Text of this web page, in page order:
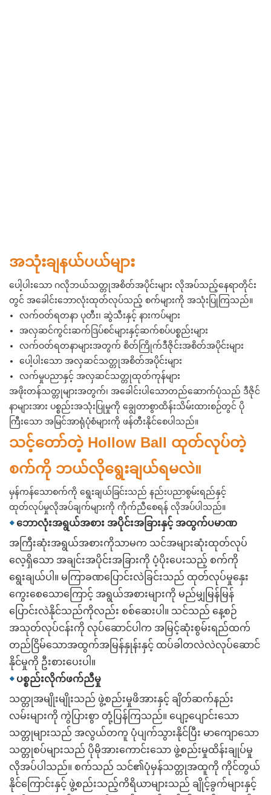
အသုံးချနယ်ပယ်များ
ပေါ့ပါးသော ဂလိုဘယ်သတ္တုအစိတ်အပိုင်းများ လိုအပ်သည့်နေရာတိုင်း
တွင် အခေါင်းဘောလုံးထုတ်လုပ်သည့် စက်များကို အသုံးပြုကြသည်။
လက်ဝတ်ရတနာ ပုတီး၊ ဆွဲသီးနှင့် နားကပ်များ
အလှဆင်ကွင်းဆက်ဒြပ်စင်များနှင့်ဆက်စပ်ပစ္စည်းများ
လက်ဝတ်ရတနာများအတွက် စိတ်ကြိုက်ဒီဇိုင်းအစိတ်အပိုင်းများ
ပေါ့ပါးသော အလှဆင်သတ္တုအစိတ်အပိုင်းများ
လက်မှုပညာနှင့် အလှဆင်သတ္တုထုတ်ကုန်များ
အဖိုးတန်သတ္တုများအတွက်၊ အခေါင်းပါသောတည်ဆောက်ပုံသည် ဒီဇိုင်
နာများအား ပစ္စည်းအသုံးပြုမှုကို ချွေတာစွာထိန်းသိမ်းထားစဉ်တွင် ပို
ကြီးသော အမြင်အာရုံပုံစံများကို ဖန်တီးနိုင်စေပါသည်။
သင့်တော်တဲ့ Hollow Ball ထုတ်လုပ်တဲ့
စက်ကို ဘယ်လိုရွေးချယ်ရမလဲ။
မှန်ကန်သောစက်ကို ရွေးချယ်ခြင်းသည် နည်းပညာစွမ်းရည်နှင့်
ထုတ်လုပ်မှုလိုအပ်ချက်များကို ကိုက်ညီစေရန် လိုအပ်ပါသည်။
◆ဘောလုံးအရွယ်အစား အပိုင်းအခြားနှင့် အထွက်ပမာဏ
အကြီးဆုံးအရွယ်အစားကိုသာမက သင်အများဆုံးထုတ်လုပ်
လေ့ရှိသော အချင်းအပိုင်းအခြားကို ပံ့ပိုးပေးသည့် စက်ကို
ရွေးချယ်ပါ။ မကြာခဏပြောင်းလဲခြင်းသည် ထုတ်လုပ်မှုနှေး
ကွေးစေသောကြောင့် အရွယ်အစားများကို မည်မျှမြန်မြန်
ပြောင်းလဲနိုင်သည်ကိုလည်း စစ်ဆေးပါ။ သင်သည် နေ့စဉ်
အသုတ်လုပ်ငန်းကို လုပ်ဆောင်ပါက အမြင့်ဆုံးစွမ်းရည်ထက်
တည်ငြိမ်သောအထွက်အမြန်နှုန်းနှင့် ထပ်ခါတလဲလဲလုပ်ဆောင်
နိုင်မှုကို ဦးစားပေးပါ။
◆ပစ္စည်းလိုက်ဖက်ညီမှု
သတ္တုအမျိုးမျိုးသည် ဖွဲ့စည်းမှုဖိအားနှင့် ချိတ်ဆက်နည်း
လမ်းများကို ကွဲပြားစွာ တုံ့ပြန်ကြသည်။ ပျော့ပျောင်းသော
သတ္တုများသည် အလွယ်တကူ ပုံပျက်သွားနိုင်ပြီး မာကျောသော
သတ္တုစပ်များသည် ပိုမိုအားကောင်းသော ဖွဲ့စည်းမှုထိန်းချုပ်မှု
လိုအပ်ပါသည်။ စက်သည် သင်၏ပုံမှန်သတ္တုအထူကို ကိုင်တွယ်
နိုင်ကြောင်းနှင့် ဖွဲ့စည်းသည့်ကိရိယာများသည် ချိုင့်ခွက်များနှင့်